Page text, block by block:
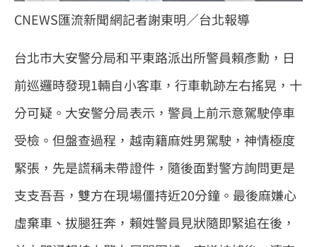
CNEWS匯流新聞網記者謝東明／台北報導
台北市大安警分局和平東路派出所警員賴彥勳，日
前巡邏時發現1輛自小客車，行車軌跡左右搖晃，十
分可疑。大安警分局表示，警員上前示意駕駛停車
受檢。但盤查過程，越南籍麻姓男駕駛，神情極度
緊張，先是謊稱未帶證件，隨後面對警方詢問更是
支支吾吾，雙方在現場僵持近20分鐘。最後麻嫌心
虛棄車、拔腿狂奔，賴姓警員見狀隨即緊追在後，